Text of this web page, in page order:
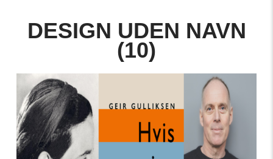
DESIGN UDEN NAVN
(10)